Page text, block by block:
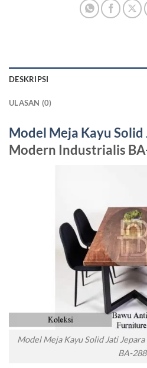
DESKRIPSI
ULASAN (0)
Model Meja Kayu Solid
Modern Industrialis
Model Meja Kayu Solid Jati
BA-288